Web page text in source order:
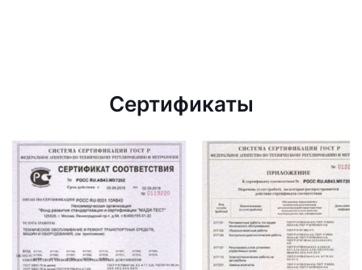
Сертификаты